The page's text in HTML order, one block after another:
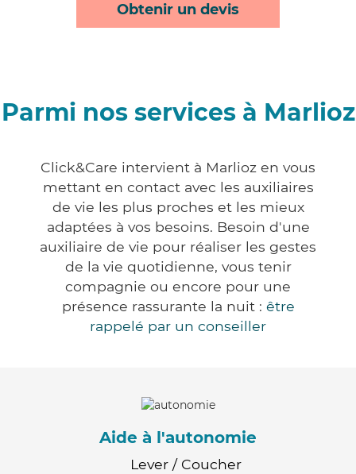
Obtenir un devis
Parmi nos services à Marlioz
Click&Care intervient à Marlioz en vous
mettant en contact avec les auxiliaires
de vie les plus proches et les mieux
adaptées à vos besoins. Besoin d'une
auxiliaire de vie pour réaliser les gestes
de la vie quotidienne, vous tenir
compagnie ou encore pour une
présence rassurante la nuit : être
rappelé par un conseiller
Aide à l'autonomie
Lever / Coucher